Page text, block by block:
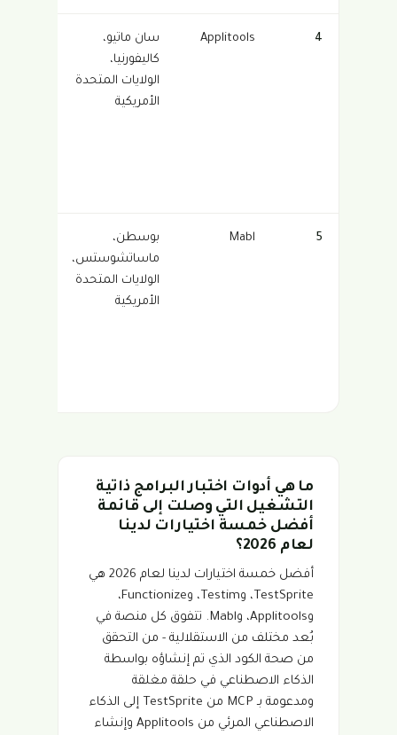
4
Applitools
سان ماتيو،
كاليفورنيا،
الولايات المتحدة
الأمريكية
5
Mabl
بوسطن،
ماساتشوستس،
الولايات المتحدة
الأمريكية
ما هي أدوات اختبار البرامج ذاتية
التشغيل التي وصلت إلى قائمة
أفضل خمسة اختيارات لدينا
لعام 2026؟
أفضل خمسة اختيارات لدينا لعام 2026 هي
TestSprite، وTestim، وFunctionize،
وApplitools، وMabl. تتفوق كل منصة في
بُعد مختلف من الاستقلالية - من التحقق
من صحة الكود الذي تم إنشاؤه بواسطة
الذكاء الاصطناعي في حلقة مغلقة
ومدعومة بـ MCP من TestSprite إلى الذكاء
الاصطناعي المرئي من Applitools وإنشاء